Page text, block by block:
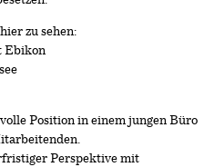
zu sehen:
Ebikon
Position in einem jungen Büro
Perspektive mit